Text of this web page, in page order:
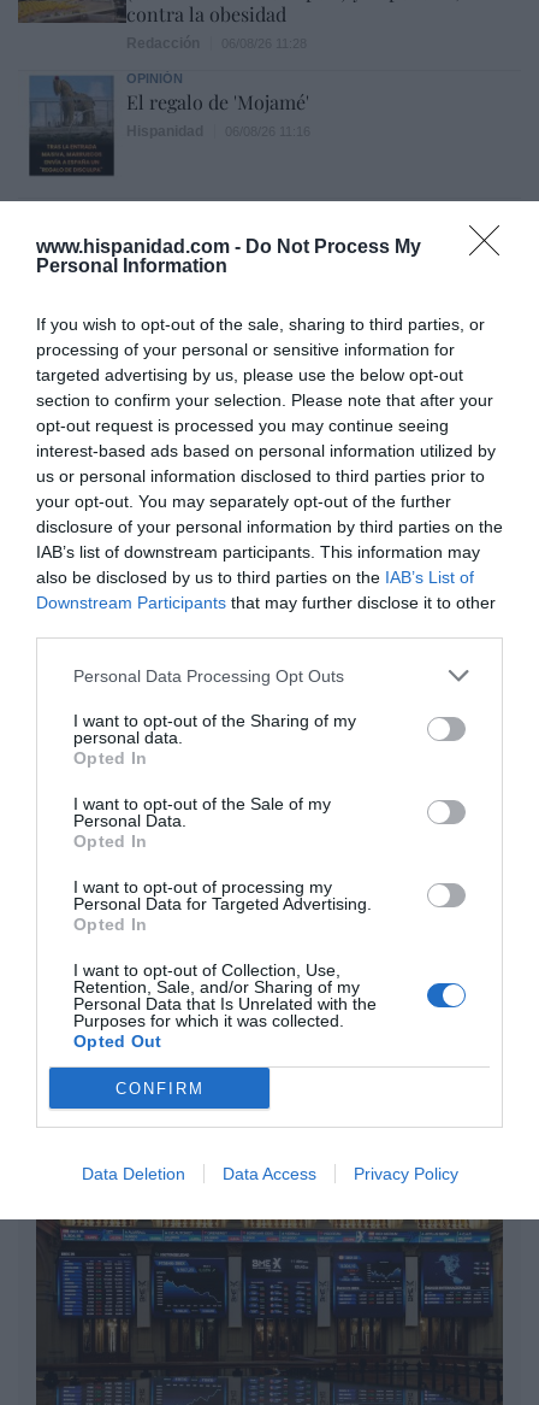
www.hispanidad.com - Do Not Process My
Personal Information
If you wish to opt-out of the sale, sharing to third parties, or
processing of your personal or sensitive information for
targeted advertising by us, please use the below opt-out
section to confirm your selection. Please note that after your
opt-out request is processed you may continue seeing
interest-based ads based on personal information utilized by
us or personal information disclosed to third parties prior to
your opt-out. You may separately opt-out of the further
disclosure of your personal information by third parties on the
IAB’s list of downstream participants. This information may
also be disclosed by us to third parties on the IAB’s List of
Downstream Participants that may further disclose it to other
Personal Data Processing Opt Outs
I want to opt-out of the Sharing of my
personal data.
Opted In
I want to opt-out of the Sale of my
Personal Data.
Opted In
I want to opt-out of processing my
Personal Data for Targeted Advertising.
Opted In
I want to opt-out of Collection, Use,
Retention, Sale, and/or Sharing of my
Personal Data that Is Unrelated with the
Purposes for which it was collected.
Opted Out
CONFIRM
Data Deletion Data Access Privacy Policy
contra la obesidad
OPINIÓN
El regalo de 'Mojamé'
“Sánchez es un sinvergüenza que ha
abandonado a su país, porque Ceuta es
connivencia con Marruecos”: acusa una ceutí
Hispanidad 06/08/26 11:30
SOCIEDAD
Ceuta y Melilla, las dos columnas de Hércules
Eulogio López 06/08/26 07:58
Marcelo Gullo: “El trabajo de desmitificar la
historia, de poner la verdadera, de
desmontar la falsificación, es un trabajo
Artículos anteriores
DIARIO DE LA CORRUPCIÓN SANCHISTA
Diario de la corrupción sanchista. Bolaños
se reunió en el año 2025 hasta seis veces
con Zapatero, mientras se desarrollaba la
investigación judicial sobre la aerolínea
Plus Ultra
por Redacción
Artículos anteriores
Opinión
Enormes minucias